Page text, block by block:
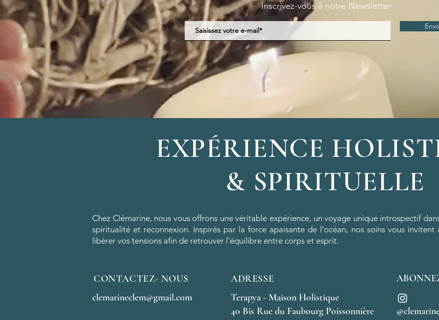
Inscrivez-vous à notre Newsletter
EXPÉRIENCE
& SPIRITUELLE
Chez Clémarine, nous vous offrons une véritable expérience, un voyage unique introspectif
spiritualité et reconnexion. Inspirés par la force apaisante de l'océan, nos soins vous
libérer vos tensions afin de retrouver l'équilibre entre corps et esprit.
CONTACTEZ- NOUS
ADRESSE
clemarineclem@gmail.com
Terapya - Maison Holistique
40 Bis Rue du Faubourg Poissonnière